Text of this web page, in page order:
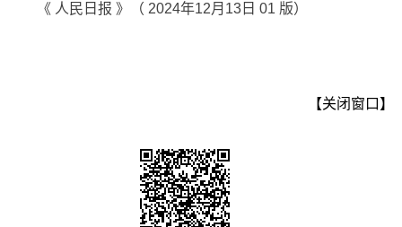
《 人民日报 》（ 2024年12月13日 01 版）
【关闭窗口】